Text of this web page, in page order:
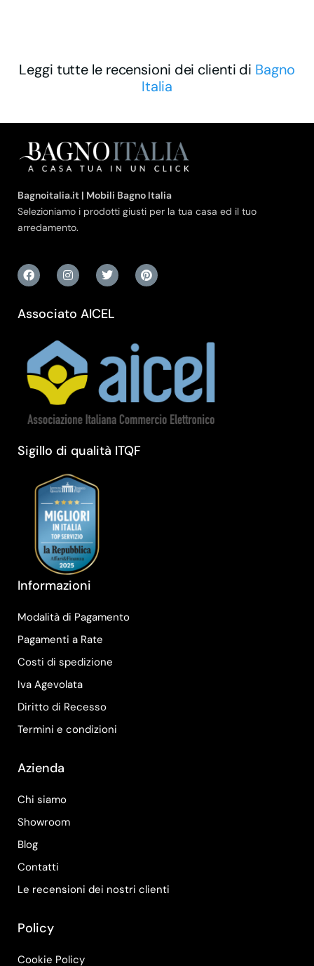
Leggi tutte le recensioni dei clienti di Bagno
Italia
Bagnoitalia.it | Mobili Bagno Italia
Selezioniamo i prodotti giusti per la tua casa ed il tuo
arredamento.
Associato AICEL
Sigillo di qualità ITQF
Informazioni
Modalità di Pagamento
Pagamenti a Rate
Costi di spedizione
Iva Agevolata
Diritto di Recesso
Termini e condizioni
Azienda
Chi siamo
Showroom
Blog
Contatti
Le recensioni dei nostri clienti
Policy
Cookie Policy